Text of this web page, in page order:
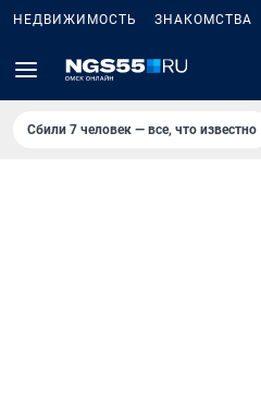
НЕДВИЖИМОСТЬ ЗНАКОМСТВА
Сбили 7 человек — все, что известно